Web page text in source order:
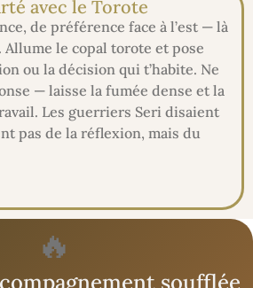
avec le Torote
de préférence face à l’est — là
Allume le copal torote et pose
ou la décision qui t’habite. Ne
— laisse la fumée dense et la
Les guerriers Seri disaient
pas de la réflexion, mais du
🔥